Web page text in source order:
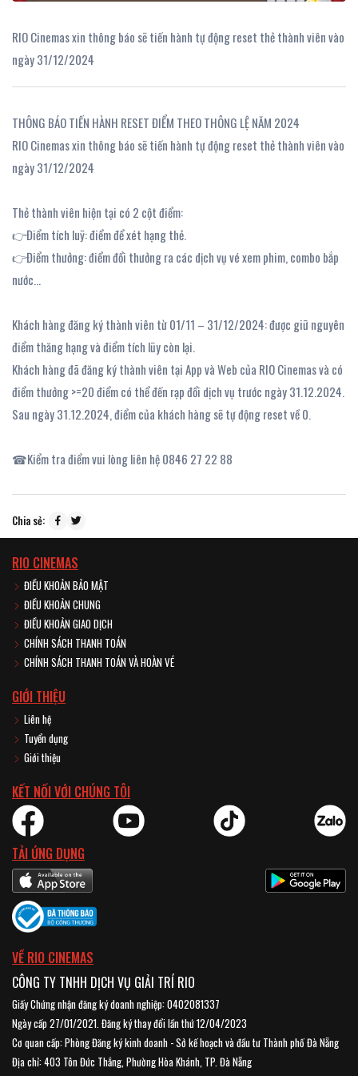
RIO Cinemas xin thông báo sẽ tiến hành tự động reset thẻ thành viên vào
ngày 31/12/2024
THÔNG BÁO TIẾN HÀNH RESET ĐIỂM THEO THÔNG LỆ NĂM 2024
RIO Cinemas xin thông báo sẽ tiến hành tự động reset thẻ thành viên vào
ngày 31/12/2024
Thẻ thành viên hiện tại có 2 cột điểm:
👉Điểm tích luỹ: điểm để xét hạng thẻ.
👉Điểm thưởng: điểm đổi thưởng ra các dịch vụ vé xem phim, combo bắp
nước...
Khách hàng đăng ký thành viên từ 01/11 – 31/12/2024: được giữ nguyên
điểm thăng hạng và điểm tích lũy còn lại.
Khách hàng đã đăng ký thành viên tại App và Web của RIO Cinemas và có
điểm thưởng >=20 điểm có thể đến rạp đổi dịch vụ trước ngày 31.12.2024.
Sau ngày 31.12.2024, điểm của khách hàng sẽ tự động reset về 0.
☎Kiểm tra điểm vui lòng liên hệ 0846 27 22 88
Chia sẻ:
RIO CINEMAS
ĐIỀU KHOẢN BẢO MẬT
ĐIỀU KHOẢN CHUNG
ĐIỀU KHOẢN GIAO DỊCH
CHÍNH SÁCH THANH TOÁN
CHÍNH SÁCH THANH TOÁN VÀ HOÀN VÉ
GIỚI THIỆU
Liên hệ
Tuyển dụng
Giới thiệu
KẾT NỐI VỚI CHÚNG TÔI
TẢI ỨNG DỤNG
VỀ RIO CINEMAS
CÔNG TY TNHH DỊCH VỤ GIẢI TRÍ RIO
Giấy Chứng nhận đăng ký doanh nghiệp: 0402081337
Ngày cấp 27/01/2021. Đăng ký thay đổi lần thứ 12/04/2023
Cơ quan cấp: Phòng Đăng ký kinh doanh - Sở kế hoạch và đầu tư Thành phố Đà Nẵng
Địa chỉ: 403 Tôn Đức Thắng, Phường Hòa Khánh, TP. Đà Nẵng